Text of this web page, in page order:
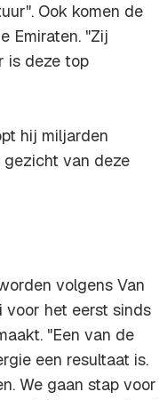
Ook komen de
Emiraten. "Zij
is deze top
hij miljarden
gezicht van deze
volgens Van
voor het eerst sinds
"Een van de
een resultaat is.
We gaan stap voor